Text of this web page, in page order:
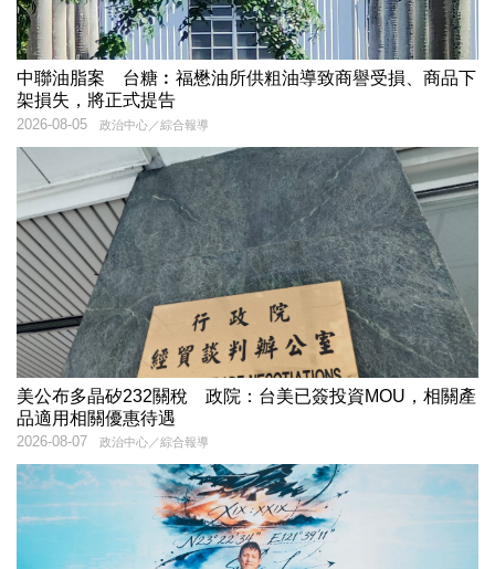
中聯油脂案 台糖︰福懋油所供粗油導致商譽受損、商品下
架損失，將正式提告
政治中心／綜合報導
2026-08-05
美公布多晶矽232關稅 政院：台美已簽投資MOU，相關產
品適用相關優惠待遇
政治中心／綜合報導
2026-08-07